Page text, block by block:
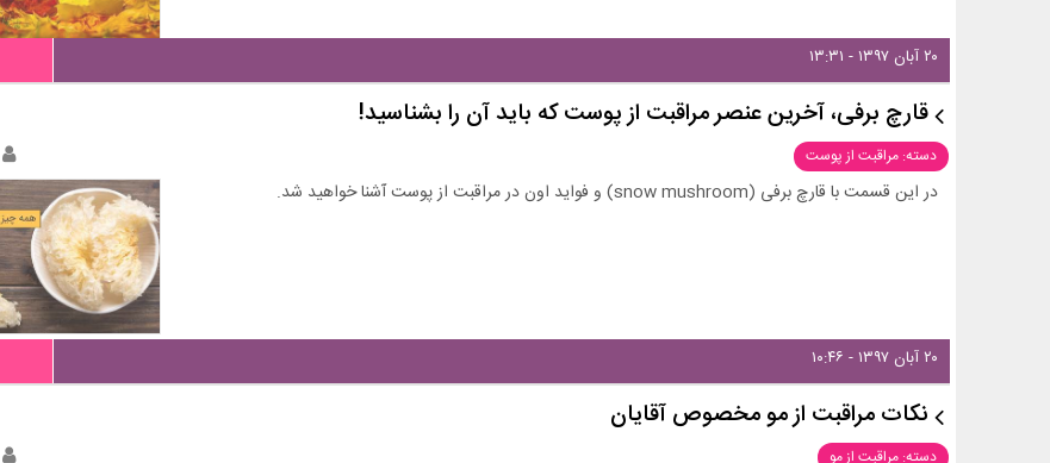
۲۰ آبان ۱۳۹۷ - ۱۳:۳۱
قارچ برفی، آخرین عنصر مراقبت از پوست که باید آن را بشناسید!
دسته: مراقبت از پوست
در این قسمت با قارچ برفی (snow mushroom) و فواید اون در مراقبت از پوست آشنا خواهید شد.
۲۰ آبان ۱۳۹۷ - ۱۰:۴۶
نکات مراقبت از مو مخصوص آقایان
دسته: مراقبت از مو